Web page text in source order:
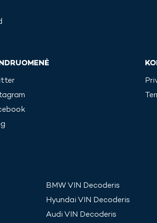
BMWVIN Decoderis
Hyundai VIN Decoderis
Audi VIN Decoderis